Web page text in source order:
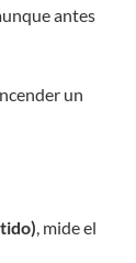
antes
un
, mide el